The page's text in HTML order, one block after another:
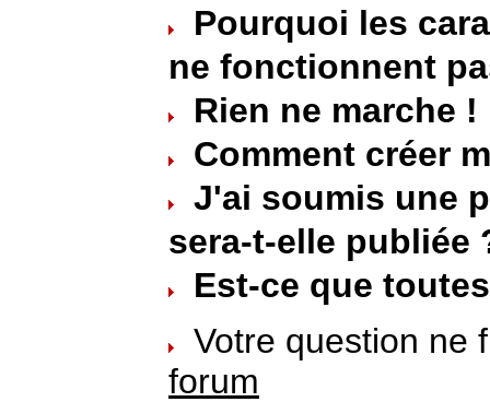
Pourquoi les
ne fonctionnent
Rien ne marche !
Comment créer
J'ai soumis une
sera-t-elle publiée
Est-ce que
Votre question ne
forum